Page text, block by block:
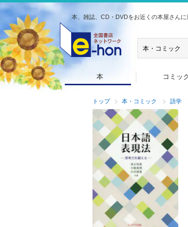
本、雑誌、CD・DVDをお近くの本屋さんに
本 コミッ
トップ 本・コミック 語学